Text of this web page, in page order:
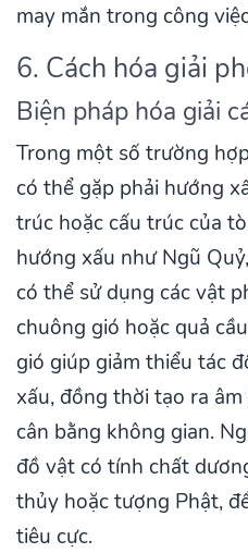
may mắn trong công
6. Cách hóa giải
Biện pháp hóa giải
Trong một số trường
có thể gặp phải hướng
trúc hoặc cấu trúc của
hướng xấu như Ngũ
có thể sử dụng các vật
chuông gió hoặc quả
gió giúp giảm thiểu tác
xấu, đồng thời tạo ra
cân bằng không gian.
đồ vật có tính chất
thủy hoặc tượng Phật,
tiêu cực.